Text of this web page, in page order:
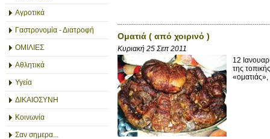
Αγροτικά
Γαστρονομία - Διατροφή
ΟΜΙΛΙΕΣ
Αθλητικά
Υγεία
ΔΙΚΑΙΟΣΥΝΗ
Κοινωνία
Σαν σημερα...
Οματιά ( από χοιρινό )
Κυριακή 25 Σεπ 2011
12
της
«οματιάς»,